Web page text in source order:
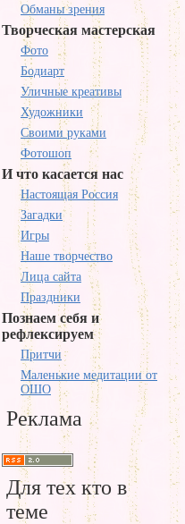
Обманы зрения
Творческая мастерская
Фото
Бодиарт
Уличные креативы
Художники
Своими руками
Фотошоп
И что касается нас
Настоящая Россия
Загадки
Игры
Наше творчество
Лица сайта
Праздники
Познаем себя и
рефлексируем
Притчи
Маленькие медитации от
ОШО
Реклама
Для тех кто в
теме